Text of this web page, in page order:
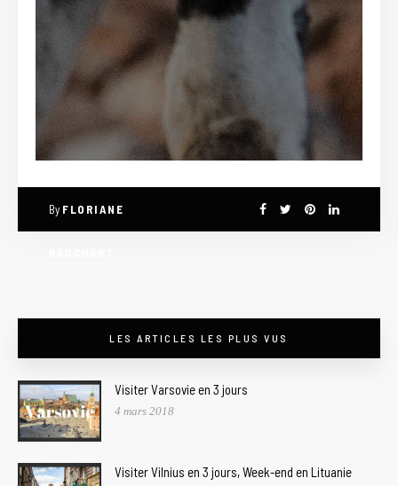
By FLORIANE
LES ARTICLES LES PLUS VUS
Visiter Varsovie en 3 jours
4 mars 2018
Visiter Vilnius en 3 jours, Week-end en Lituanie